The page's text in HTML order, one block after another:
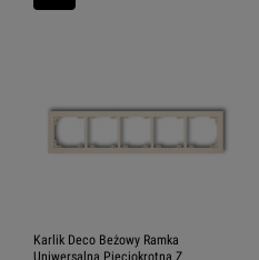
Karlik Deco Beżowy Ramka
Uniwersalna Pięciokrotna Z